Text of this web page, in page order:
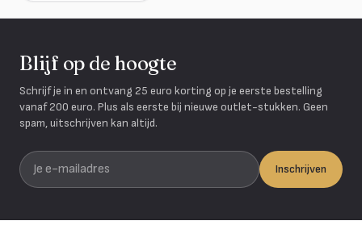
Blijf op de hoogte
Schrijf je in en ontvang 25 euro korting op je eerste bestelling
vanaf 200 euro. Plus als eerste bij nieuwe outlet-stukken. Geen
spam, uitschrijven kan altijd.
Je e-mailadres
Inschrijven